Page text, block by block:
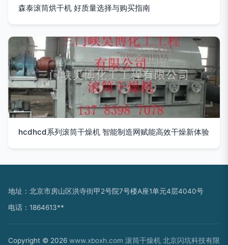
森泰滚筒烘干机 好质量选择与购买指南
hcdhcd系列滚筒干燥机 智能制造网赋能高效干燥新体验
地址：北京市房山区洪寺街甲2号院7号楼A座1单元4层4040号
电话：1864613**
Copyright © 2026 www.xboxh.com 滚筒干燥机 北京闪坑科技有限